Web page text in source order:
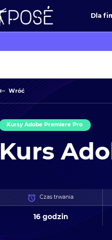
Dla
Wróć
Kursy Adobe Premiere Pro
Kurs
Czas trwania
16 godzin